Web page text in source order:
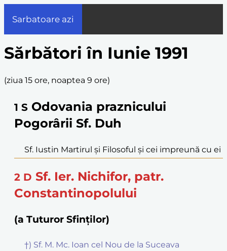
Sarbatoare azi
Sărbători în Iunie 1991
(ziua 15 ore, noaptea 9 ore)
1 S Odovania praznicului
Pogorârii Sf. Duh
Sf. Iustin Martirul și Filosoful și cei impreună cu ei
2 D Sf. Ier. Nichifor, patr.
Constantinopolului
(a Tuturor Sfinților)
†) Sf. M. Mc. Ioan cel Nou de la Suceava